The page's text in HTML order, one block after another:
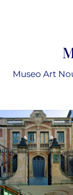
Museo Art